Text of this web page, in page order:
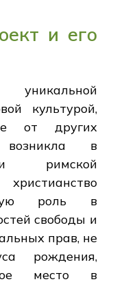
и его
культурой,
от других
в
и римской
роль в
свободы и
прав, не
рождения,
место в